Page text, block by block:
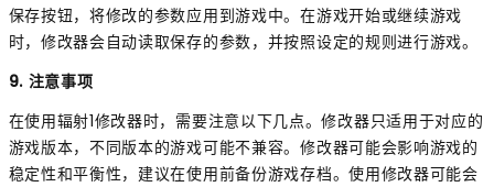
保存按钮，将修改的参数应用到游戏中。在游戏开始或继续游戏
时，修改器会自动读取保存的参数，并按照设定的规则进行游戏。
9. 注意事项
在使用辐射1修改器时，需要注意以下几点。修改器只适用于对应的
游戏版本，不同版本的游戏可能不兼容。修改器可能会影响游戏的
稳定性和平衡性，建议在使用前备份游戏存档。使用修改器可能会